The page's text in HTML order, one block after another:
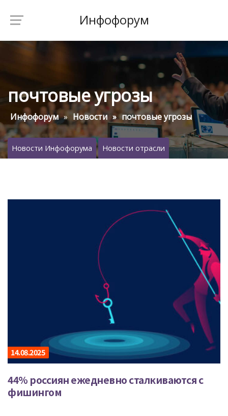
Инфофорум
почтовые угрозы
Инфофорум Новости почтовые угрозы
Новости Инфофорума Новости отрасли
14.08.2025
44% россиян ежедневно сталкиваются с
фишингом